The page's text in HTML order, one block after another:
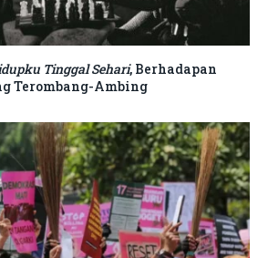
Tinggal Sehari, Berhadapan
Terombang-Ambing